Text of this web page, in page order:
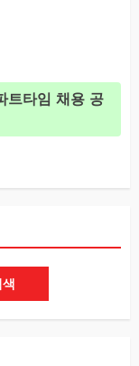
트타임 채용 공